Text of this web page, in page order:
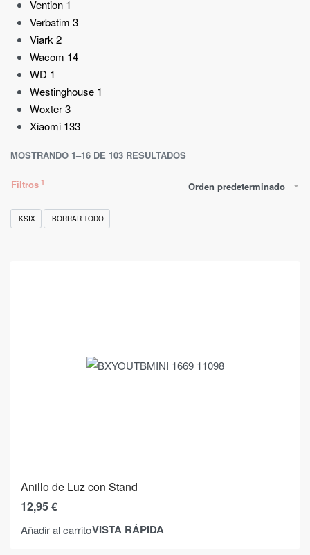
Vention 1
Verbatim 3
Viark2
Wacom 14
WD 1
Westinghouse 1
Woxter3
Xiaomi 133
MOSTRANDO 1–16 DE 103 RESULTADOS
Orden predeterminado
Filtros
KSIX BORRAR TODO
Anillo de Luz con Stand
12,95€
Añadir al carritoVISTA RÁPIDA